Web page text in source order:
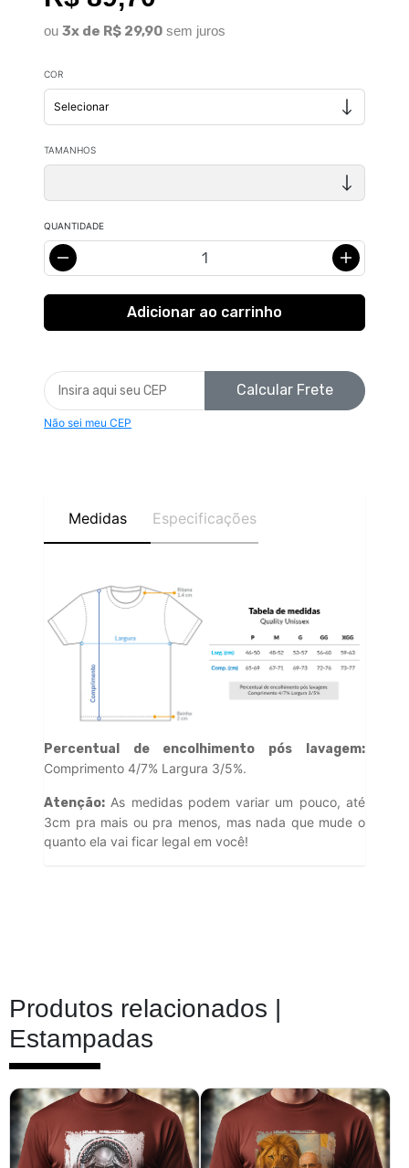
ou 3x de R$ 29,90 sem juros
COR
TAMANHOS
QUANTIDADE
Calcular Frete
Não sei meu CEP
Medidas Especificações
Percentual de encolhimento pós lavagem:
Comprimento 4/7% Largura 3/5%.
Atenção: As medidas podem variar um pouco, até
3cm pra mais ou pra menos, mas nada que mude o
quanto ela vai ficar legal em você!
Produtos relacionados |
Estampadas